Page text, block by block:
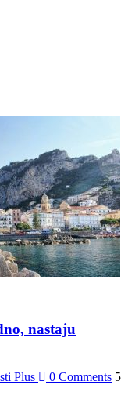
nastaju
Plus 0 Comments 5